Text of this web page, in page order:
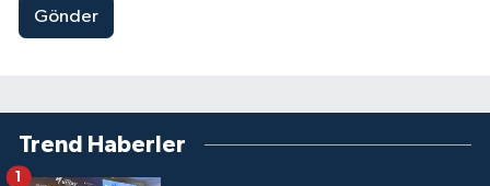
Gönder
Trend Haberler
1